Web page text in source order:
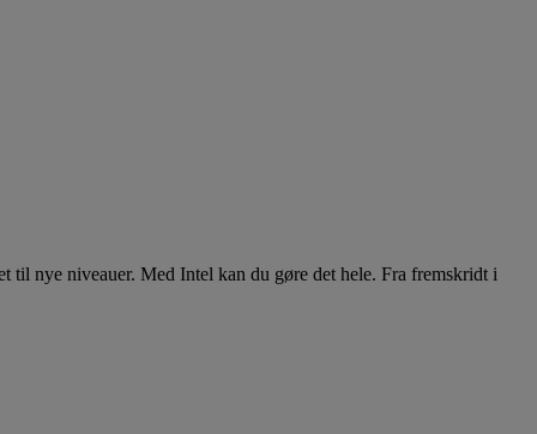
nye niveauer. Med Intel kan du gøre det hele. Fra fremskridt i